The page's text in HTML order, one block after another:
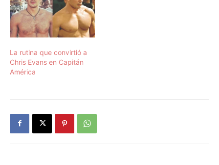
La rutina que convirtió a
Chris Evans en Capitán
América